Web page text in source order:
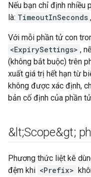
Nếu bạn chỉ định nhiều
là: TimeoutInSeconds ,
Với mỗi phần tử con
<ExpirySettings> ,
(không bắt buộc) trên
xuất giá trị hết hạn từ
không được xác định,
bản cố định của phần
&lt;Scope&gt;
Phương thức liệt kê
đệm khi <Prefix>